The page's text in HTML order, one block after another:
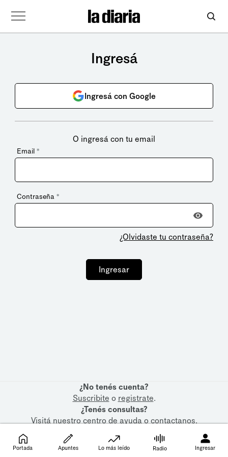
Ingresá
Ingresá con Google
O ingresá con tu email
Email *
Contraseña *
¿Olvidaste tu contraseña?
Ingresar
¿No tenés cuenta?
Suscribite o registrate.
¿Tenés consultas?
Visitá nuestrocentro de ayudaocontactanos.
Portada Apuntes Lo más leído Radio Ingresar